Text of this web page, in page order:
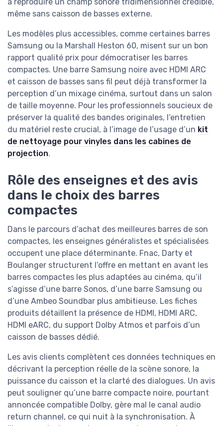
même sans caisson de basses externe.
Les modèles plus accessibles, comme certaines barres
Samsung ou la Marshall Heston 60, misent sur un bon
rapport qualité prix pour démocratiser les barres
compactes. Une barre Samsung noire avec HDMI ARC
et caisson de basses sans fil peut déjà transformer la
perception d’un mixage cinéma, surtout dans un salon
de taille moyenne. Pour les professionnels soucieux de
préserver la qualité des bandes originales, l’entretien
du matériel reste crucial, à l’image de l’usage d’un kit
de nettoyage pour vinyles dans les cabines de
projection.
Rôle des enseignes et des avis
dans le choix des barres
compactes
Dans le parcours d’achat des meilleures barres de son
compactes, les enseignes généralistes et spécialisées
occupent une place déterminante. Fnac, Darty et
Boulanger structurent l’offre en mettant en avant les
barres compactes les plus adaptées au cinéma, qu’il
s’agisse d’une barre Sonos, d’une barre Samsung ou
d’une Ambeo Soundbar plus ambitieuse. Les fiches
produits détaillent la présence de HDMI, HDMI ARC,
HDMI eARC, du support Dolby Atmos et parfois d’un
caisson de basses dédié.
Les avis clients complètent ces données techniques en
décrivant la perception réelle de la scène sonore, la
puissance du caisson et la clarté des dialogues. Un avis
peut souligner qu’une barre compacte noire, pourtant
annoncée compatible Dolby, gère mal le canal audio
return channel, ce qui nuit à la synchronisation. À